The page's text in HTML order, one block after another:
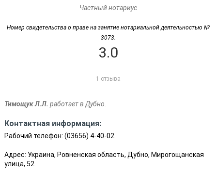
Частный нотариус
Номер свидетельства о праве на занятие нотариальной деятельностью №
3073.
3.0
1 отзыва
Тимощук Л.Л. работает в Дубно.
Контактная информация:
Рабочий телефон: (03656) 4-40-02
Адрес: Украина, Ровненская область, Дубно, Мирогощанская
улица, 52